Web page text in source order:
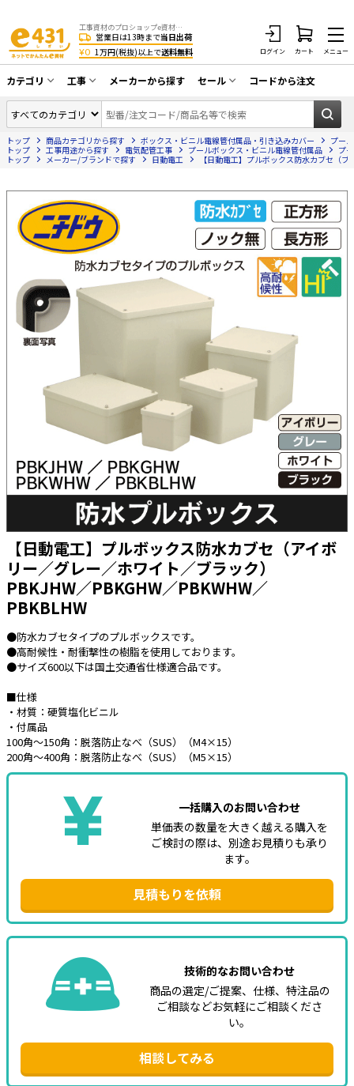
工事資材のプロショップe資材 CATV・アンテナ・防犯・光・LAN・電気・空調工事など
営業日は13時まで当日出荷
¥0 1万円(税抜)以上で送料無料 ログイン カート メニュー
カテゴリ
同軸ケーブル／テレビ用接栓／関連工具
アンテナ・取付金具・ブースター／CATV
部材類
防犯工事関連
HDMIケーブル・周辺機器／RCAケーブル
電話線／コネクタ／アダプタ
光ファイバー・融着接続機関連
LANケーブル・コネクタ・関連資材/機器
ネットワーク機器
エアコン・換気扇・空調資材
太陽光発電ケーブル・コネクタ・関連資
電源ケーブル／コネクタ／分電盤／ブレ
照明・照明器具
電源タップ・延長コード
スイッチ・コンセント（配線器具）
PF管/FEP管/CD管/情報線保護管
ボックス・ビニル電線管付属品・引き込
みカバー
EV充電設備工事関連
その他
e431オリジナル
暑さ対策
販売終了品
工事
CATV・アンテナ工事
光工事・FTTH工事
LAN配線工事
電話工事
電気配管工事
EV充電設備工事
太陽光発電工事
ホテル・病院向け
メーカーから探す セール
在庫一掃セール
コードから注文
トップ 商品カテゴリから探す ボックス・ビニル電線管付属品・引き込みカバー
プー
トップ
工事用途から探す 電気配管工事 プールボックス・ビニル電線管付属品
プ
トップ
メーカー/ブランドで探す 日動電工 【日動電工】プルボックス防水カブセ（
【日動電工】プルボックス防水カブセ（アイボ
リー／グレー／ホワイト／ブラック）
PBKJHW／PBKGHW／PBKWHW／
PBKBLHW
●防水カブセタイプのプルボックスです。
●高耐候性・耐衝撃性の樹脂を使用しております。
●サイズ600以下は国土交通省仕様適合品です。
■仕様
・材質：硬質塩化ビニル
・付属品
100角～150角：脱落防止なべ（SUS）（M4×15）
200角～400角：脱落防止なべ（SUS）（M5×15）
一括購入のお問い合わせ
単価表の数量を大きく越える購入を
ご検討の際は、別途お見積りも承り
ます。
見積もりを依頼
技術的なお問い合わせ
商品の選定/ご提案、仕様、特注品の
ご相談などお気軽にご相談くださ
い。
相談してみる